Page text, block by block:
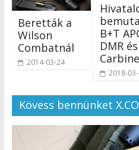
Beretták a
Wilson
Combatnál
2014-03-24
B+T
DMR és
Carbine
2018-
Kövess bennünket